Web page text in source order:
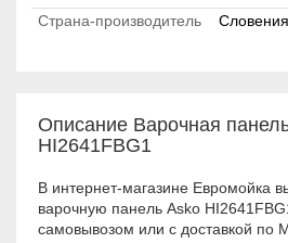
Страна-производитель
Словения
Описание Варочная
HI2641FBG1
В интернет-магазине Евромойка
варочную панель Asko
самовывозом или с доставкой по